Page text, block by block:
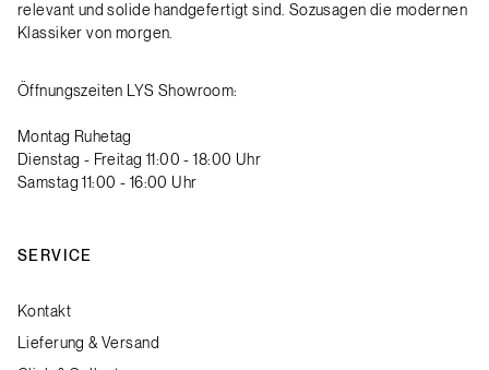
relevant und solide handgefertigt sind. Sozusagen die modernen
Klassiker von morgen.
Öffnungszeiten LYS Showroom:
Montag Ruhetag
Dienstag - Freitag 11:00 - 18:00 Uhr
Samstag 11:00 - 16:00 Uhr
SERVICE
Kontakt
Lieferung & Versand